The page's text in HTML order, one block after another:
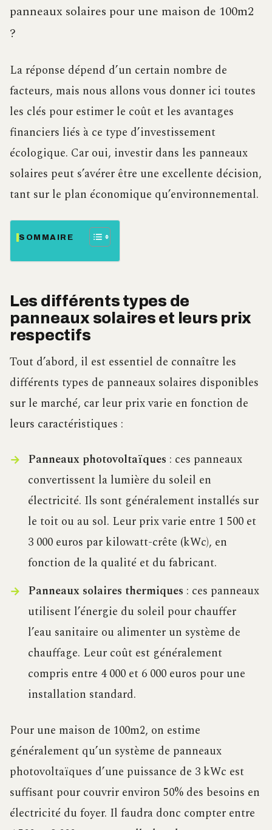
panneaux solaires pour une maison de 100m2
?
La réponse dépend d’un certain nombre de
facteurs, mais nous allons vous donner ici toutes
les clés pour estimer le coût et les avantages
financiers liés à ce type d’investissement
écologique. Car oui, investir dans les panneaux
solaires peut s’avérer être une excellente décision,
tant sur le plan économique qu’environnemental.
SOMMAIRE
Les différents types de
panneaux solaires et leurs prix
respectifs
Tout d’abord, il est essentiel de connaître les
différents types de panneaux solaires disponibles
sur le marché, car leur prix varie en fonction de
leurs caractéristiques :
Panneaux photovoltaïques : ces panneaux
convertissent la lumière du soleil en
électricité. Ils sont généralement installés sur
le toit ou au sol. Leur prix varie entre 1 500 et
3 000 euros par kilowatt-crête (kWc), en
fonction de la qualité et du fabricant.
Panneaux solaires thermiques : ces panneaux
utilisent l’énergie du soleil pour chauffer
l’eau sanitaire ou alimenter un système de
chauffage. Leur coût est généralement
compris entre 4 000 et 6 000 euros pour une
installation standard.
Pour une maison de 100m2, on estime
généralement qu’un système de panneaux
photovoltaïques d’une puissance de 3 kWc est
suffisant pour couvrir environ 50% des besoins en
électricité du foyer. Il faudra donc compter entre